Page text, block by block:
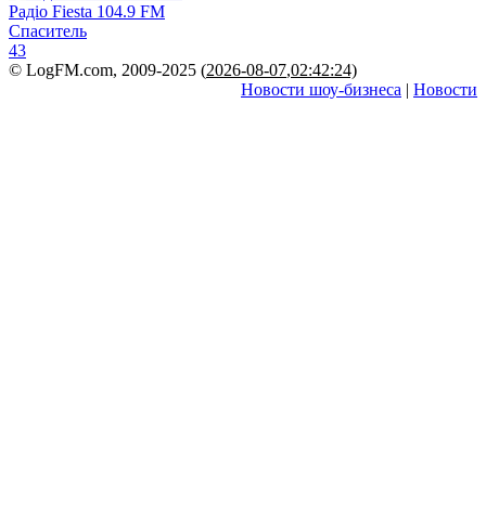
Радіо Fiesta 104.9 FM
Спаситель
43
© LogFM.com, 2009-2025 (2026-08-07,02:42:24)
Новости шоу-бизнеса | Новости